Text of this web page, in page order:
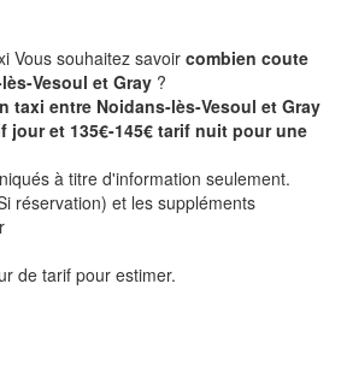
Vous souhaitez savoir combien coute
Vesoul et Gray ?
taxi entre Noidans-lès-Vesoul et Gray
jour et 135€-145€ tarif nuit pour une
à titre d'information seulement.
réservation) et les suppléments
de tarif pour estimer.